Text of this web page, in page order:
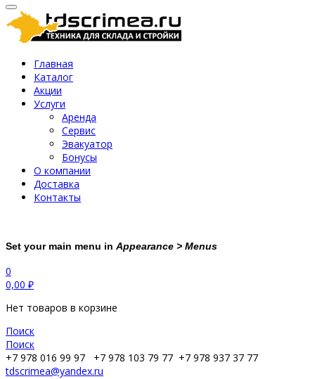
Главная
Каталог
Акции
Услуги
Аренда
Сервис
Эвакуатор
Бонусы
О компании
Доставка
Контакты
Set your main menu in Appearance > Menus
0
0,00 ₽
Нет товаров в корзине
Поиск
Поиск
+7 978 016 99 97
+7 978 103 79 77 +7 978 937 37 77
tdscrimea@yandex.ru